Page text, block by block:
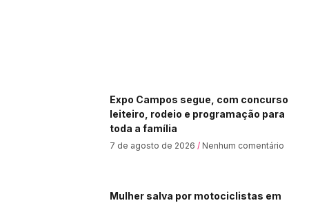
Expo Campos segue, com concurso
leiteiro, rodeio e programação para
toda a família
7 de agosto de 2026 Nenhum comentário
Mulher salva por motociclistas em